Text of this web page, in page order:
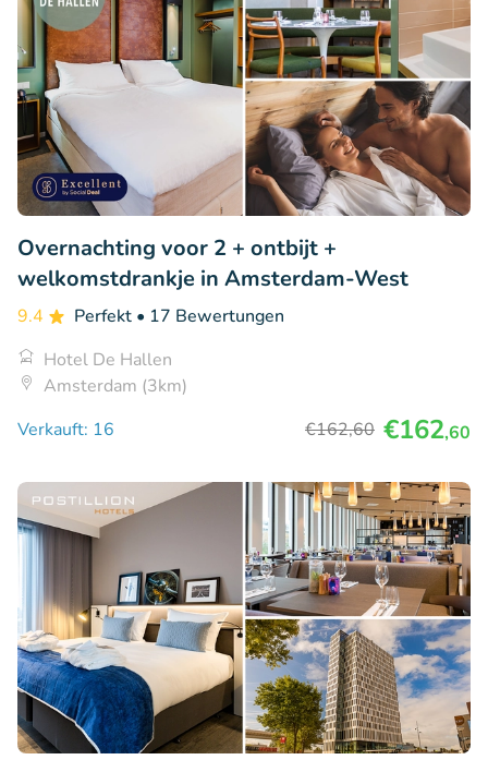
Overnachting voor 2 + ontbijt +
welkomstdrankje in Amsterdam-West
9.4 Perfekt • 17 Bewertungen
Hotel De Hallen
Amsterdam (3km)
Verkauft: 16
€162,60 €162,60